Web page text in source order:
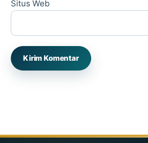
Situs Web